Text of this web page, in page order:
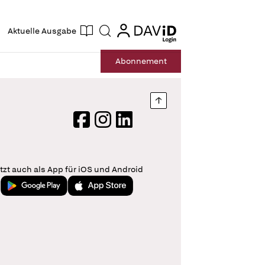
Aktuelle Ausgabe Suche login
login
Abonnement
Nach oben springen
FacebookInstagram
LinkedIn
auch als App für iOS und Android
Jetzt bei Google PlayLaden im App Store